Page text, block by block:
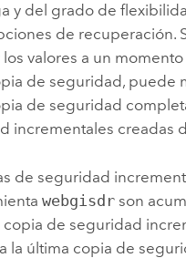
y del grado de
de recuperación.
valores a un
de seguridad, puede
de seguridad
incrementales creadas
de seguridad
webgisdrson
copia de seguridad
la última copia de